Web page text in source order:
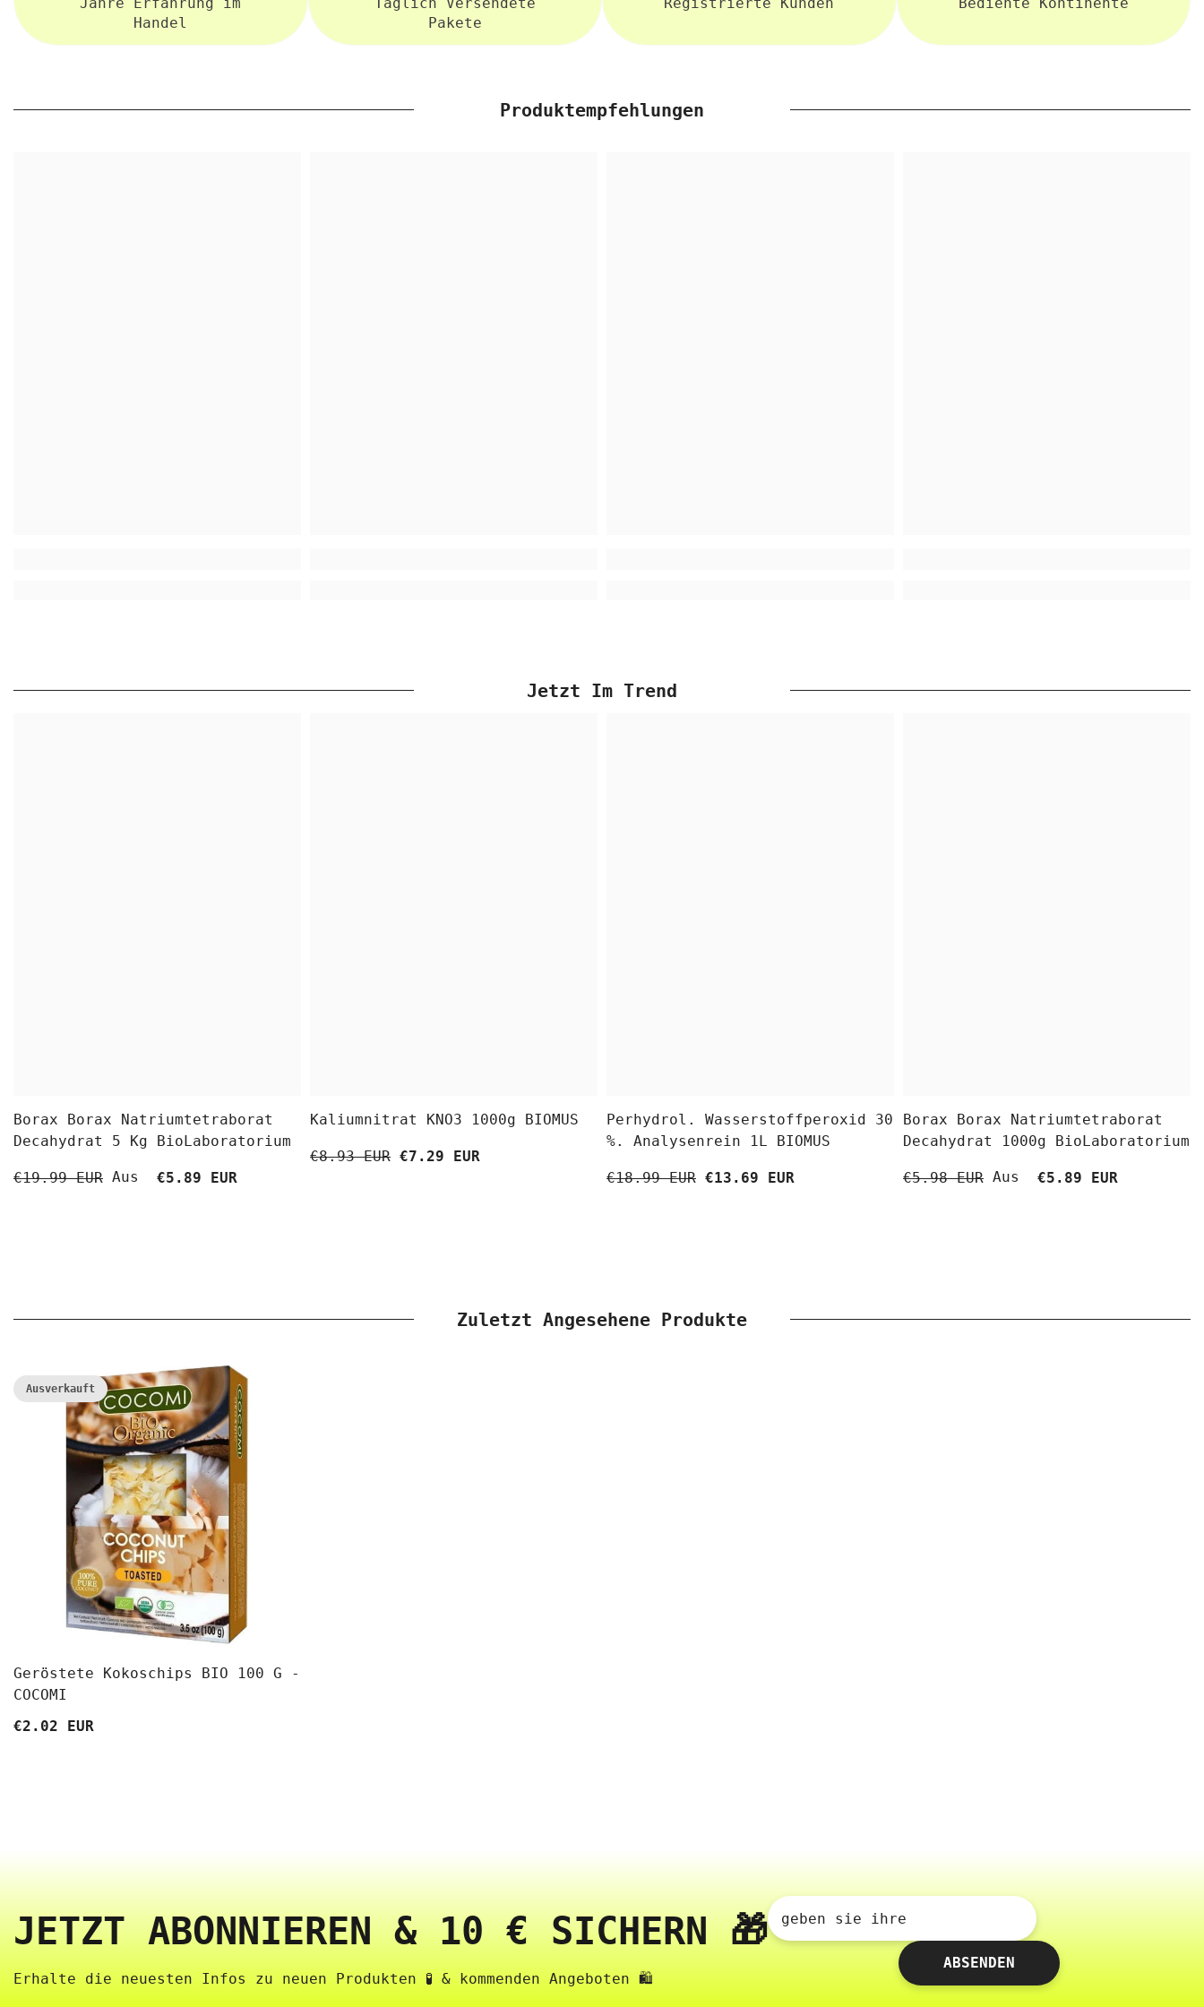
Handel
Pakete
Produktempfehlungen
Jetzt Im Trend
Borax Borax Natriumtetraborat
Decahydrat 5 Kg BioLaboratorium
€19.99 EUR Aus €5.89 EUR
Kaliumnitrat KNO3 1000g BIOMUS
€8.93 EUR €7.29 EUR
Perhydrol. Wasserstoffperoxid 30
%. Analysenrein 1L BIOMUS
€18.99 EUR €13.69 EUR
Borax Borax Natriumtetraborat
Decahydrat 1000g BioLaboratorium
€5.98 EUR Aus €5.89 EUR
Zuletzt Angesehene Produkte
Ausverkauft
Geröstete Kokoschips BIO 100 G -
COCOMI
€2.02 EUR
JETZT ABONNIEREN & 10 € SICHERN 🎁
Erhalte die neuesten Infos zu neuen Produkten 🧪 & kommenden Angeboten 🛍️
geben sie ihre
ABSENDEN